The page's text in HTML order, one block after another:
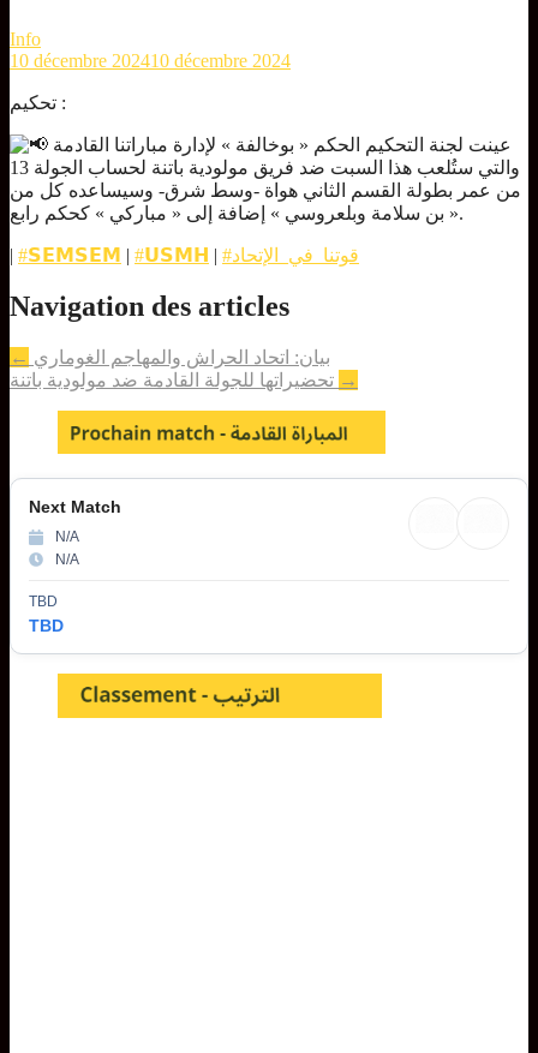
Info
10 décembre 202410 décembre 2024
تحكيم :
والتي ستُلعب هذا السبت ضد فريق مولودية باتنة لحساب الجولة 13
من عمر بطولة القسم الثاني هواة -وسط شرق- وسيساعده كل من
« بن سلامة وبلعروسي » إضافة إلى « مباركي » كحكم رابع.
| #𝗦𝗘𝗠𝗦𝗘𝗠 | #𝗨𝗦𝗠𝗛 | #قوتنا_في_الإتحاد
Navigation des articles
← بيان: اتحاد الحراش والمهاجم الغوماري
→
Next Match
N/A
N/A
TBD
TBD